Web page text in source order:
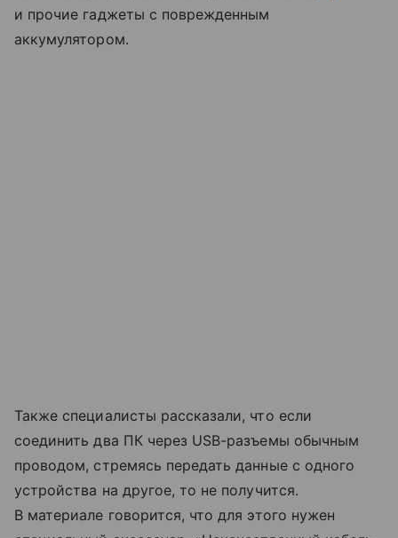
и прочие гаджеты с поврежденным
аккумулятором.
Также специалисты рассказали, что если
соединить два ПК через USB-разъемы обычным
проводом, стремясь передать данные с одного
устройства на другое, то не получится.
В материале говорится, что для этого нужен